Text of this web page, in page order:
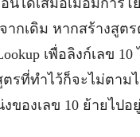
นได้เสมอเมื่อมีการโ
ากเดิม หากสร้างสูต
เพื่อลิงก์เลข
รที่ทำไว้ก็จะไม่ตาม
ของเลข 10 ย้ายไป